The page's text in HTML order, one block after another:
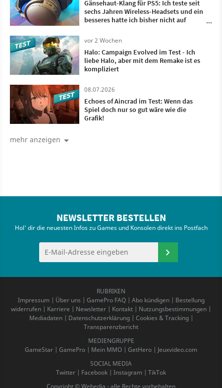
Gänsehaut-Klang für PS5: Ich teste seit
sechs Jahren Wireless-Headsets und ein
besseres hatte ich bisher nicht auf
vor 2 Wochen
Halo: Campaign Evolved im Test - Ich
liebe Halo, aber mit dem Remake ist es
kompliziert
08.07.2026
Echoes of Aincrad im Test: Wenn das
Spiel doch nur so gut wäre wie die
Grafik!
mehr anzeigen
NEWSLETTER BESTELLEN
Hol' dir die neuesten Infos zu Games und Konsolen direkt ins Postfach
RUBRIKEN
Impressum| Über uns | GamePro FAQ| Abo kündigen| Bestellung
widerrufen | Karriere | Newsletter | Kontakt | Nutzungsbestimmungen |
Mediadaten| Datenschutzerklärung| Cookies & Tracking|
Transparenzbericht
MEDIENGRUPPE
GameStar | GamePro | Mein MMO | GetHero | Jeuxvideo.com
SOCIAL MEDIA
Twitter | Facebook | Instagram | TikTok